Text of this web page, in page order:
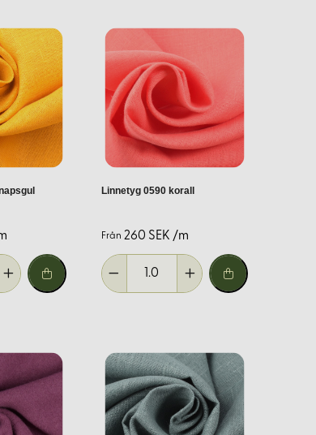
– vi har något för alla smaker.
att beställa tygprover för att säkerställa
Linnetyg 0590 korall
Från 260 SEK /m